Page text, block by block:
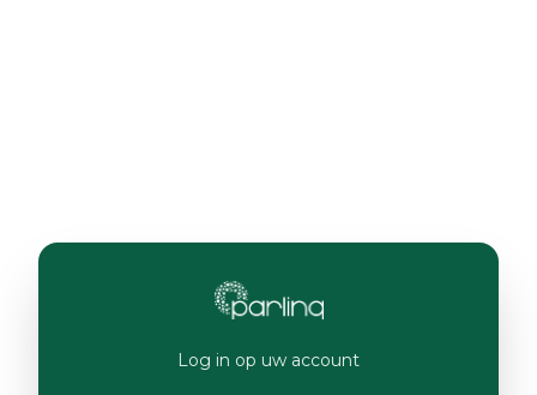
Log in op uw account